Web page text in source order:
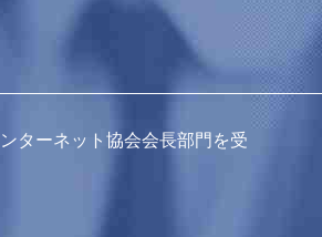
ターネット協会会長部門を受